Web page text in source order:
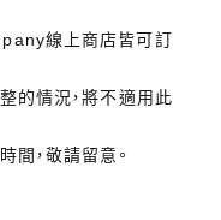
線上商店皆可訂
的情況，將不適用此
，敬請留意。